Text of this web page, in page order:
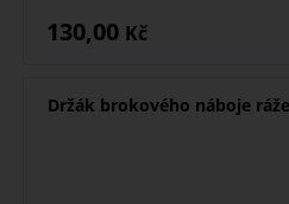
130,00 Kč
Držák brokového náboje